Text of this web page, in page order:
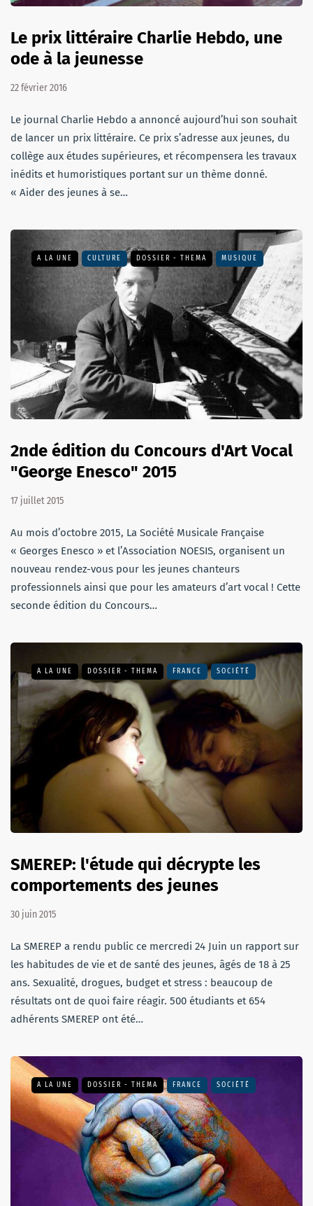
Le prix littéraire Charlie Hebdo, une
ode à la jeunesse
22 février 2016
Le journal Charlie Hebdo a annoncé aujourd’hui son souhait
de lancer un prix littéraire. Ce prix s’adresse aux jeunes, du
collège aux études supérieures, et récompensera les travaux
inédits et humoristiques portant sur un thème donné.
« Aider des jeunes à se…
A LA UNE CULTURE DOSSIER - THEMA MUSIQUE
2nde édition du Concours d'Art Vocal
"George Enesco" 2015
17 juillet 2015
Au mois d’octobre 2015, La Société Musicale Française
« Georges Enesco » et l’Association NOESIS, organisent un
nouveau rendez-vous pour les jeunes chanteurs
professionnels ainsi que pour les amateurs d’art vocal ! Cette
seconde édition du Concours…
A LA UNE DOSSIER - THEMA FRANCE SOCIÉTÉ
SMEREP: l'étude qui décrypte les
comportements des jeunes
30 juin 2015
La SMEREP a rendu public ce mercredi 24 Juin un rapport sur
les habitudes de vie et de santé des jeunes, âgés de 18 à 25
ans. Sexualité, drogues, budget et stress : beaucoup de
résultats ont de quoi faire réagir. 500 étudiants et 654
adhérents SMEREP ont été…
A LA UNE DOSSIER - THEMA FRANCE SOCIÉTÉ